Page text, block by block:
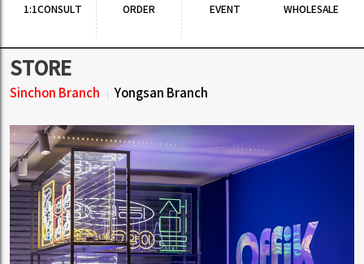
1:1CONSULT ORDER EVENT WHOLESALE
STORE
Sinchon Branch Yongsan Branch